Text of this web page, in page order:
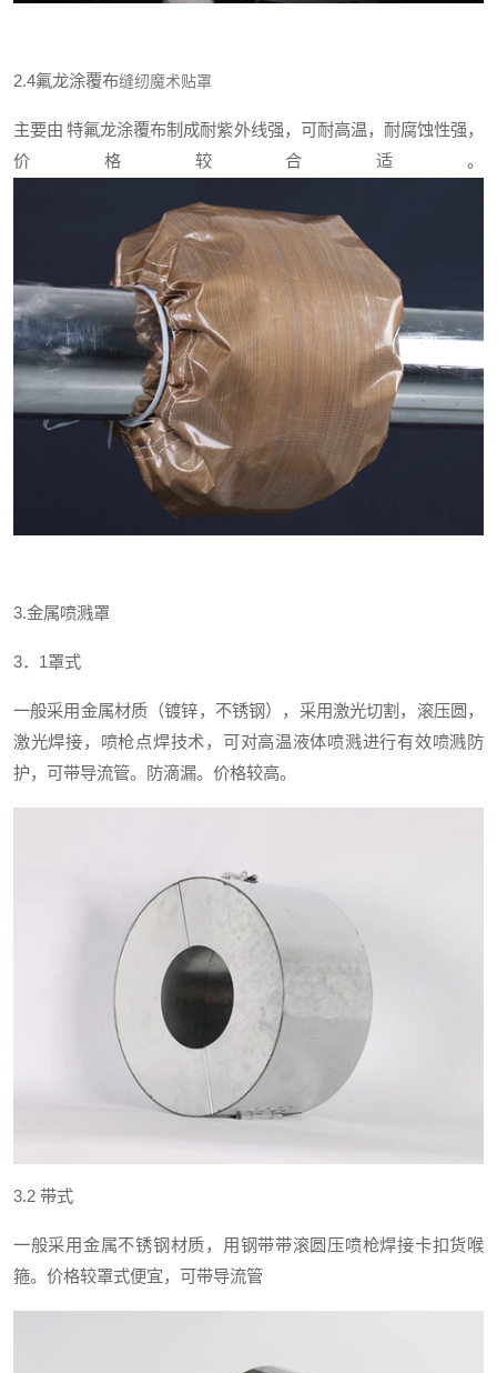
2.4氟龙涂覆布缝纫魔术贴罩
主要由 特氟龙涂覆布制成耐紫外线强，可耐高温，耐腐蚀性强，
价格较合适。
3.金属喷溅罩
3． 1罩式
一般采用金属材质（镀锌，不锈钢），采用激光切割，滚压圆，
激光焊接，喷枪点焊技术，可对高温液体喷溅进行有效喷溅防
护，可带导流管。防滴漏。价格较高。
3.2 带式
一般采用金属不锈钢材质，用钢带带滚圆压喷枪焊接卡扣货喉
箍。价格较罩式便宜，可带导流管